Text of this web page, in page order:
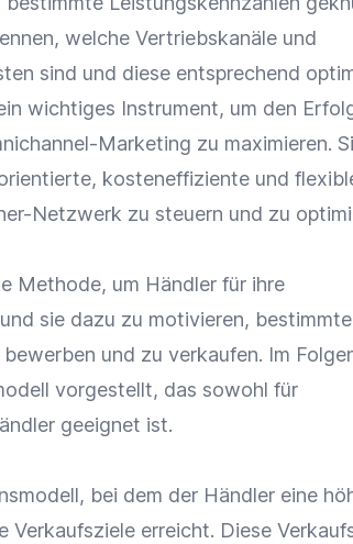
welche Vertriebskanäle und
sind und diese entsprechend
wichtiges Instrument, um den
Marketing zu maximieren.
kosteneffiziente und
Netzwerk zu steuern und zu
Methode, um Händler für ihre
sie dazu zu motivieren, bestimmte
und zu verkaufen. Im
vorgestellt, das sowohl für
geeignet ist.
bei dem der Händler eine
Verkaufsziele erreicht. Diese